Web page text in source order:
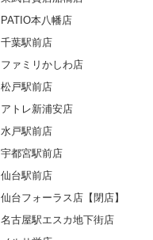
PATIO本八幡店
千葉駅前店
ファミリかしわ店
松戸駅前店
アトレ新浦安店
水戸駅前店
宇都宮駅前店
仙台駅前店
仙台フォーラス店【閉店】
名古屋駅エスカ地下街店